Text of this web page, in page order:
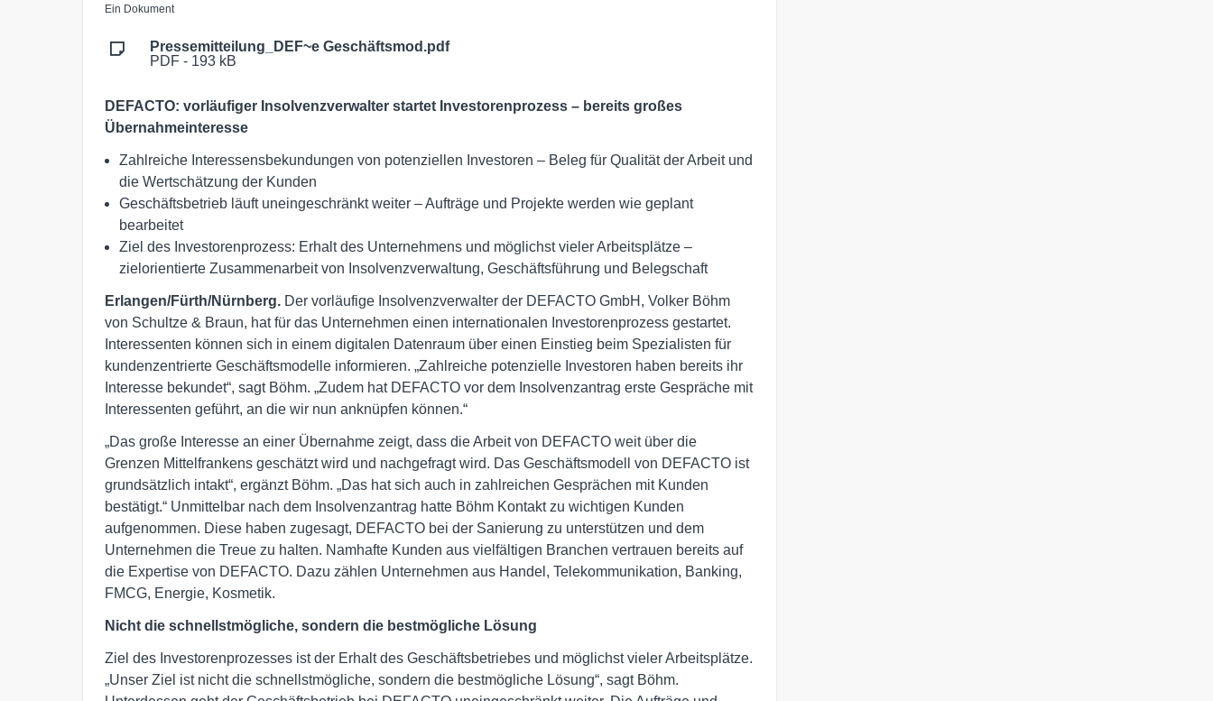
Ein Dokument
Pressemitteilung_DEF~e Geschäftsmod.pdf
PDF - 193 kB
DEFACTO: vorläufiger Insolvenzverwalter startet Investorenprozess – bereits großes
Übernahmeinteresse
Zahlreiche Interessensbekundungen von potenziellen Investoren – Beleg für Qualität der Arbeit und
die Wertschätzung der Kunden
Geschäftsbetrieb läuft uneingeschränkt weiter – Aufträge und Projekte werden wie geplant
bearbeitet
Ziel des Investorenprozess: Erhalt des Unternehmens und möglichst vieler Arbeitsplätze –
zielorientierte Zusammenarbeit von Insolvenzverwaltung, Geschäftsführung und Belegschaft
Erlangen/Fürth/Nürnberg. Der vorläufige Insolvenzverwalter der DEFACTO GmbH, Volker Böhm
von Schultze & Braun, hat für das Unternehmen einen internationalen Investorenprozess gestartet.
Interessenten können sich in einem digitalen Datenraum über einen Einstieg beim Spezialisten für
kundenzentrierte Geschäftsmodelle informieren. „Zahlreiche potenzielle Investoren haben bereits ihr
Interesse bekundet“, sagt Böhm. „Zudem hat DEFACTO vor dem Insolvenzantrag erste Gespräche mit
Interessenten geführt, an die wir nun anknüpfen können.“
„Das große Interesse an einer Übernahme zeigt, dass die Arbeit von DEFACTO weit über die
Grenzen Mittelfrankens geschätzt wird und nachgefragt wird. Das Geschäftsmodell von DEFACTO ist
grundsätzlich intakt“, ergänzt Böhm. „Das hat sich auch in zahlreichen Gesprächen mit Kunden
bestätigt.“ Unmittelbar nach dem Insolvenzantrag hatte Böhm Kontakt zu wichtigen Kunden
aufgenommen. Diese haben zugesagt, DEFACTO bei der Sanierung zu unterstützen und dem
Unternehmen die Treue zu halten. Namhafte Kunden aus vielfältigen Branchen vertrauen bereits auf
die Expertise von DEFACTO. Dazu zählen Unternehmen aus Handel, Telekommunikation, Banking,
FMCG, Energie, Kosmetik.
Nicht die schnellstmögliche, sondern die bestmögliche Lösung
Ziel des Investorenprozesses ist der Erhalt des Geschäftsbetriebes und möglichst vieler Arbeitsplätze.
„Unser Ziel ist nicht die schnellstmögliche, sondern die bestmögliche Lösung“, sagt Böhm.